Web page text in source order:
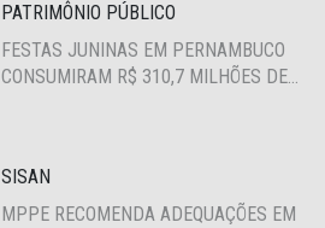
PATRIMÔNIO PÚBLICO
FESTAS JUNINAS EM PERNAMBUCO
CONSUMIRAM R$ 310,7 MILHÕES DE
SISAN
MPPE RECOMENDA ADEQUAÇÕES EM